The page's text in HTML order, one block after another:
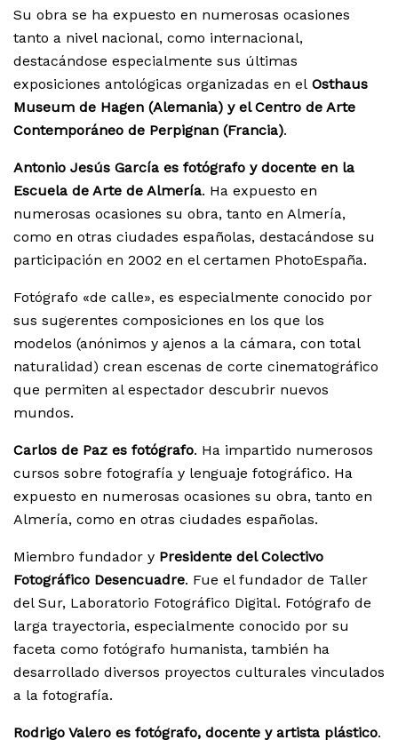
Su obra se ha expuesto en numerosas ocasiones
tanto a nivel nacional, como internacional,
destacándose especialmente sus últimas
exposiciones antológicas organizadas en el Osthaus
Museum de Hagen (Alemania) y el Centro de Arte
Contemporáneo de Perpignan (Francia).
Antonio Jesús García es fotógrafo y docente en la
Escuela de Arte de Almería. Ha expuesto en
numerosas ocasiones su obra, tanto en Almería,
como en otras ciudades españolas, destacándose su
participación en 2002 en el certamen PhotoEspaña.
Fotógrafo «de calle», es especialmente conocido por
sus sugerentes composiciones en los que los
modelos (anónimos y ajenos a la cámara, con total
naturalidad) crean escenas de corte cinematográfico
que permiten al espectador descubrir nuevos
mundos.
Carlos de Paz es fotógrafo. Ha impartido numerosos
cursos sobre fotografía y lenguaje fotográfico. Ha
expuesto en numerosas ocasiones su obra, tanto en
Almería, como en otras ciudades españolas.
Miembro fundador y Presidente del Colectivo
Fotográfico Desencuadre. Fue el fundador de Taller
del Sur, Laboratorio Fotográfico Digital. Fotógrafo de
larga trayectoria, especialmente conocido por su
faceta como fotógrafo humanista, también ha
desarrollado diversos proyectos culturales vinculados
a la fotografía.
Rodrigo Valero es fotógrafo, docente y artista plástico.